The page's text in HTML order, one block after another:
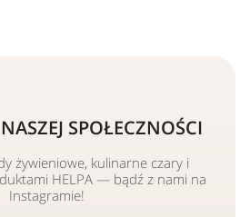
SPOŁECZNOŚCI
żywieniowe, kulinarne czary i
HELPA — bądź z nami na
Instagramie!